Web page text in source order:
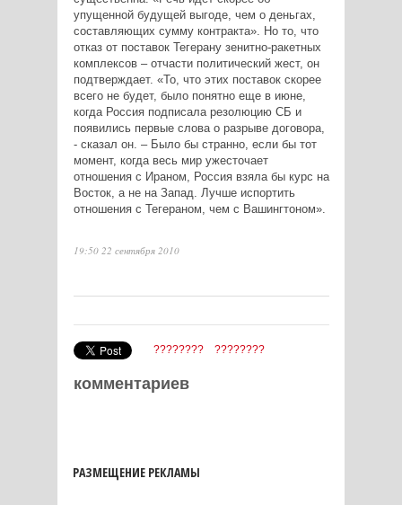
упущенной будущей выгоде, чем о деньгах,
составляющих сумму контракта». Но то, что
отказ от поставок Тегерану зенитно-ракетных
комплексов – отчасти политический жест, он
подтверждает. «То, что этих поставок скорее
всего не будет, было понятно еще в июне,
когда Россия подписала резолюцию СБ и
появились первые слова о разрыве договора,
- сказал он. – Было бы странно, если бы тот
момент, когда весь мир ужесточает
отношения с Ираном, Россия взяла бы курс на
Восток, а не на Запад. Лучше испортить
отношения с Тегераном, чем с Вашингтоном».
19:50 22 сентября 2010
???????? ????????
комментариев
РАЗМЕЩЕНИЕ РЕКЛАМЫ